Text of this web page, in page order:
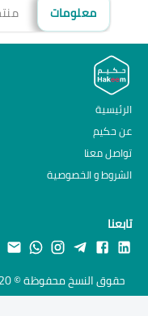
معلومات
الرئيسية
عن حكيم
تواصل معنا
الشروط و الخصوصية
تابعنا
حقوق النسخ محفوظة © 2020 لدى